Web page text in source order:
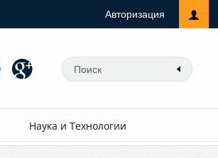
Авторизация
Наука и Технологии